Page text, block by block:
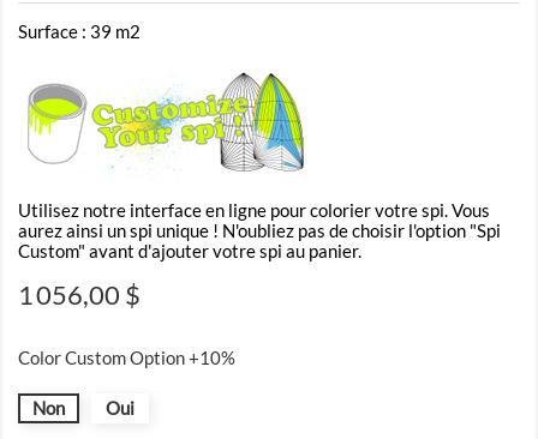
Surface : 39 m2
Utilisez notre interface en ligne pour colorier votre spi. Vous
aurez ainsi un spi unique ! N'oubliez pas de choisir l'option "Spi
Custom" avant d'ajouter votre spi au panier.
1 056,00 $
Color Custom Option +10%
Non
Oui